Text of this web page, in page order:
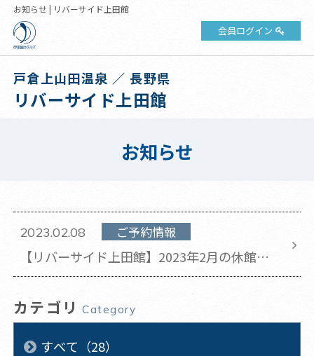
お知らせ | リバーサイド上田館
会員ログイン
戸倉上山田温泉 ／ 長野県
リバーサイド上田館
お知らせ
2023.02.08 ご予約情報
【リバーサイド上田館】2023年2月の休館日
のお知らせ(2023年2月8日 更新)
カテゴリ Category
すべて（28）